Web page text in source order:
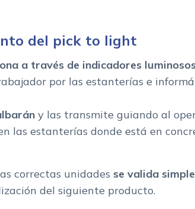
del pick to light
a través de indicadores
por las estanterías e
y las transmite guiando al
las estanterías donde está en
correctas unidades se valida
del siguiente producto.